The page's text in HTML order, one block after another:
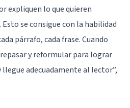
expliquen lo que quieren
se consigue con la habilidad
párrafo, cada frase. Cuando
y reformular para lograr
llegue adecuadamente al lector”,